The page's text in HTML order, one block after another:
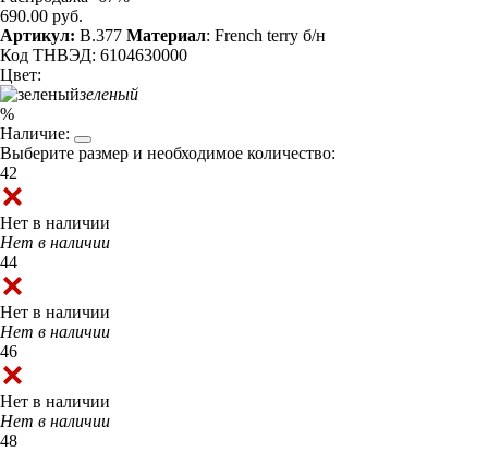
690.00 руб.
Артикул: B.377 Материал: French terry б/н
Код ТНВЭД: 6104630000
Цвет:
зеленый
%
Наличие:
Выберите размер и необходимое количество:
42
Нет в наличии
Нет в наличии
44
Нет в наличии
Нет в наличии
46
Нет в наличии
Нет в наличии
48